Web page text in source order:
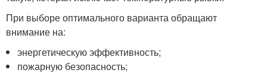
При выборе оптимального варианта обращают
внимание на:
энергетическую эффективность;
пожарную безопасность;